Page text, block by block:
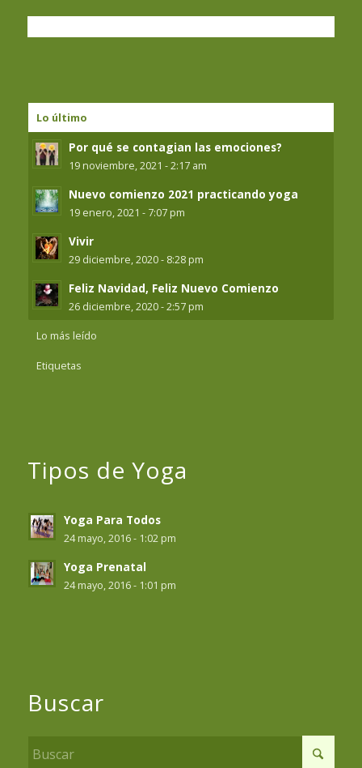
Lo último
Por qué se contagian las emociones?
19 noviembre, 2021 - 2:17 am
Nuevo comienzo 2021 practicando yoga
19 enero, 2021 - 7:07 pm
Vivir
29 diciembre, 2020 - 8:28 pm
Feliz Navidad, Feliz Nuevo Comienzo
26 diciembre, 2020 - 2:57 pm
Lo más leído
Etiquetas
Tipos de Yoga
Yoga Para Todos
24 mayo, 2016 - 1:02 pm
Yoga Prenatal
24 mayo, 2016 - 1:01 pm
Buscar